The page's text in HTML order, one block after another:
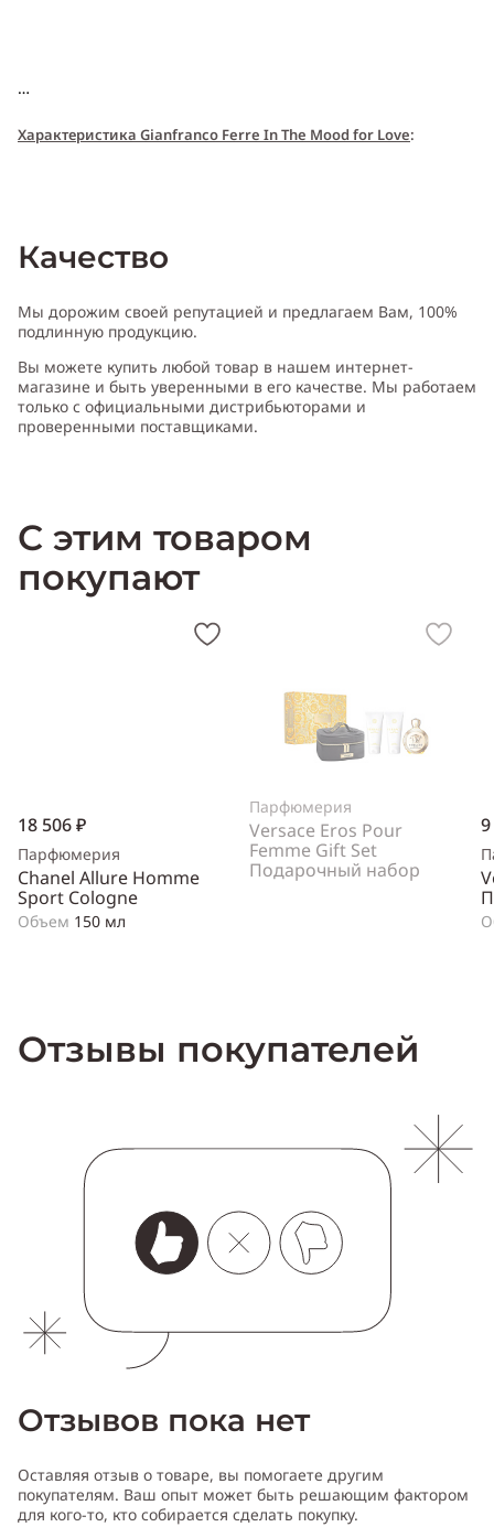
Характеристика Gianfranco Ferre In The Mood for Love:
Cодержит ноты:амбра, горький апельсин, древесные ноты,
лилия, роза
Качество
Мы дорожим своей репутацией и предлагаем Вам, 100%
подлинную продукцию.
Вы можете купить любой товар в нашем интернет-
магазине и быть уверенными в его качестве. Мы работаем
только с официальными дистрибьюторами и
проверенными поставщиками.
С этим товаром
покупают
18 506 ₽
Парфюмерия
Chanel Allure Homme
Sport Cologne
Объем 150 мл
Парфюмерия
Versace Eros Pour
Femme Gift Set
Подарочный набор
Отзывы покупателей
Отзывов пока нет
Оставляя отзыв о товаре, вы помогаете другим
покупателям. Ваш опыт может быть решающим фактором
для кого-то, кто собирается сделать покупку.